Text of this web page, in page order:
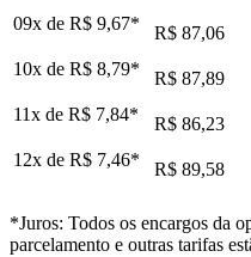
09x de R$ 9,67*
R$ 87,06
10x de R$ 8,79*
R$ 87,89
11x de R$ 7,84*
R$ 86,23
12x de R$ 7,46* R$ 89,58
*Juros: Todos os encargos da
parcelamento e outras tarifas